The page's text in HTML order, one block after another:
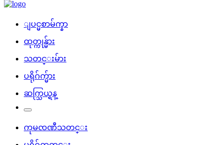
ျပင္မစာမ်က္နာ
ထုတ္ကုန္မ်ား
သတင္းမ်ား
ပ​ရို​ဂ်က္မ်ား
ဆက္သြယ္ရန္
ကု​မၸ​ဏီသတင္း